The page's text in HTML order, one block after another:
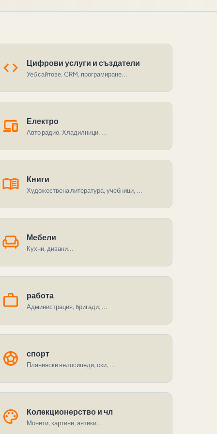
code Цифрови услуги и създатели
Уеб сайтове, CRM, програмиране...
devices Електро
Авто радио, Хладилници, ...
menu_book Книги
Художествена литература, учебници, ...
chair Мебели
Кухни, дивани...
work работа
Администрация, бригади, ...
sports_soccer спорт
Планински велосипеди, ски, ...
palette Колекционерство и чл
Монети, картини, антики...